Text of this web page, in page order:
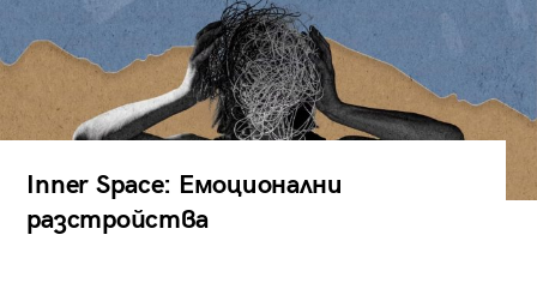
Inner Space: Емоционални
разстройства